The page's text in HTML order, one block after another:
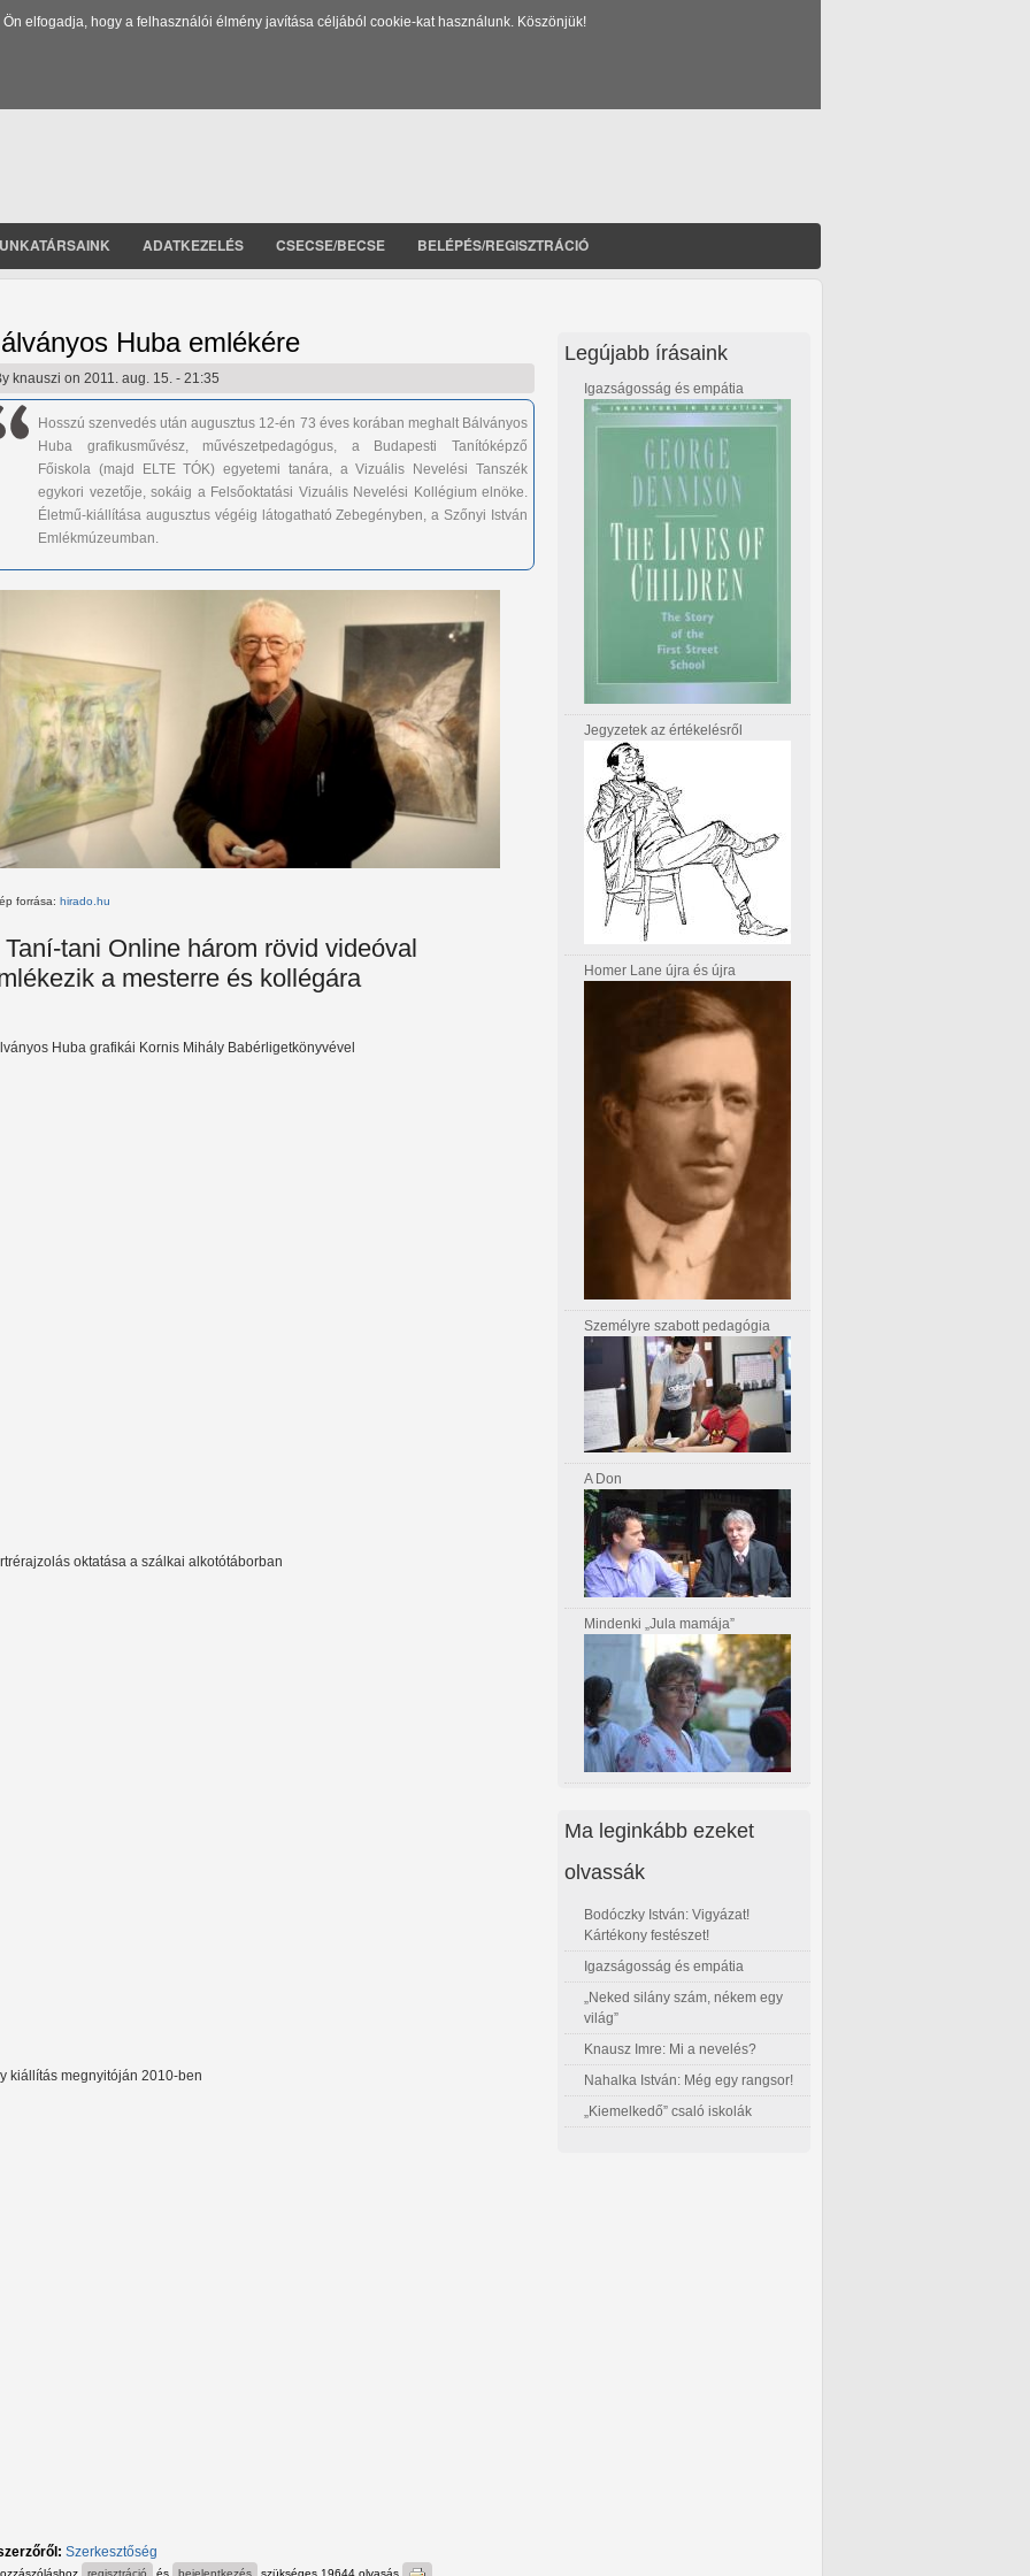
elfogadja, hogy a felhasználói élmény javítása céljából cookie-kat használunk. Köszönjük!
ADATKEZELÉS CSECSE/BECSE BELÉPÉS/REGISZTRÁCIÓ
Huba emlékére
knauszi on 2011. aug. 15. - 21:35
Hosszú szenvedés után augusztus 12-én 73 éves korában meghalt Bálványos
Huba grafikusművész, művészetpedagógus, a Budapesti Tanítóképző
Főiskola (majd ELTE TÓK) egyetemi tanára, a Vizuális Nevelési Tanszék
egykori vezetője, sokáig a Felsőoktatási Vizuális Nevelési Kollégium elnöke.
Életmű-kiállítása augusztus végéig látogatható Zebegényben, a Szőnyi István
Emlékmúzeumban.
forrása: hirado.hu
Taní-tani Online három rövid videóval
a mesterre és kollégára
Huba grafikái Kornis Mihály Babérligetkönyvével
oktatása a szálkai alkotótáborban
kiállítás megnyitóján 2010-ben
Szerkesztőség
Legújabb írásaink
Igazságosság és empátia
Jegyzetek az értékelésről
Homer Lane újra és újra
Személyre szabott pedagógia
A Don
Mindenki „Jula mamája”
Ma leginkább ezeket
olvassák
Bodóczky István: Vigyázat!
Kártékony festészet!
Igazságosság és empátia
„Neked silány szám, nékem egy
világ”
Knausz Imre: Mi a nevelés?
Nahalka István: Még egy rangsor!
„Kiemelkedő” csaló iskolák